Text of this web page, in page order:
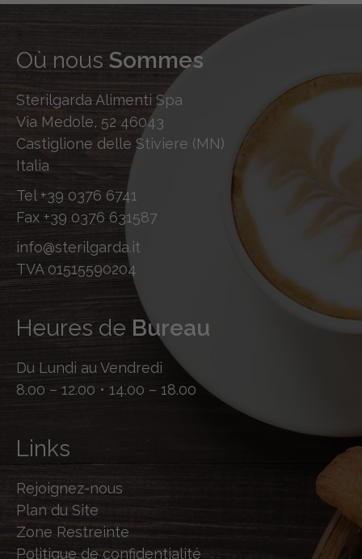
Où nous Sommes
Sterilgarda Alimenti Spa
Via Medole, 52 46043
Castiglione delle Stiviere (MN)
Italia
Tel +39 0376 6741
Fax +39 0376 631587
info@sterilgarda.it
TVA 01515590204
Heures de Bureau
Du Lundi au Vendredi
8.00 – 12.00 • 14.00 – 18.00
Links
Rejoignez-nous
Plan du Site
Zone Restreinte
Politique de confidentialité